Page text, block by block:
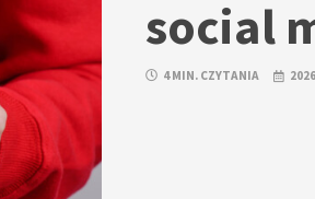
social
4 MIN. CZYTANIA